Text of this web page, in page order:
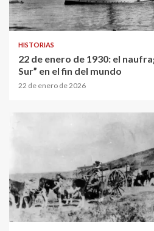
HISTORIAS
22 de enero de 1930: el
Sur” en el fin del mundo
22 de enero de 2026